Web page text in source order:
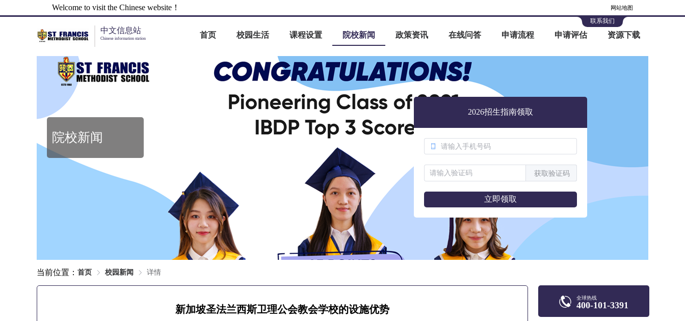
Welcome to visit the Chinese website！ 网站地图
中文信息站
Chinese information station 首页 校园生活 课程设置 院校新闻 政策资讯 在线问答 申请流程 申请评估 资源下载
联系我们
院校新闻
2026招生指南领取
获取验证码
立即领取
当前位置： 首页 校园新闻 详情
新加坡圣法兰西斯卫理公会教会学校的设施优势
全球热线
400-101-3391